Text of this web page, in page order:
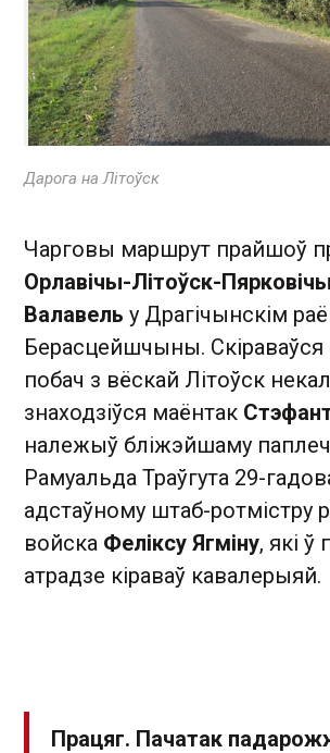
Дарога на Літоўск
Чарговы маршрут прайшоў
Орлавічы-Літоўск-
Валавель у Драгічынскім
Берасцейшчыны.
побач з вёскай Літоўск
знаходзіўся маёнтак
належыў бліжэйшаму
Рамуальда Траўгута 29-
адстаўному штаб-ротмістру
войска Феліксу Ягміну, які ў
атрадзе кіраваў кавалерыяй.
Працяг. Пачатак